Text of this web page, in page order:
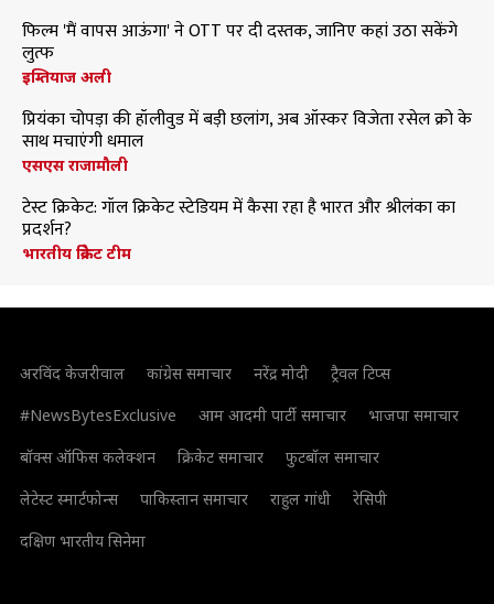
फिल्म 'मैं वापस आऊंगा' ने OTT पर दी दस्तक, जानिए कहां उठा सकेंगे
लुत्फ
इम्तियाज अली
प्रियंका चोपड़ा की हॉलीवुड में बड़ी छलांग, अब ऑस्कर विजेता रसेल क्रो के
साथ मचाएंगी धमाल
एसएस राजामौली
टेस्ट क्रिकेट: गॉल क्रिकेट स्टेडियम में कैसा रहा है भारत और श्रीलंका का
प्रदर्शन?
भारतीय क्रिकेट टीम
अरविंद केजरीवाल कांग्रेस समाचार नरेंद्र मोदी
ट्रैवल टिप्स
#NewsBytesExclusive
आम आदमी पार्टी समाचार
भाजपा समाचार
बॉक्स ऑफिस कलेक्शन
क्रिकेट समाचार
फुटबॉल समाचार
लेटेस्ट स्मार्टफोन्स
पाकिस्तान समाचार राहुल गांधी
रेसिपी
दक्षिण भारतीय सिनेमा